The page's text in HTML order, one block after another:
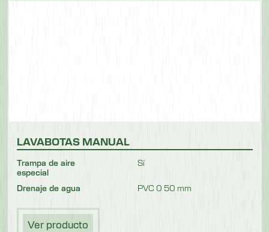
LAVABOTAS MANUAL
Trampa de aire
especial
Sí
Drenaje de agua PVC 0 50 mm
Ver producto